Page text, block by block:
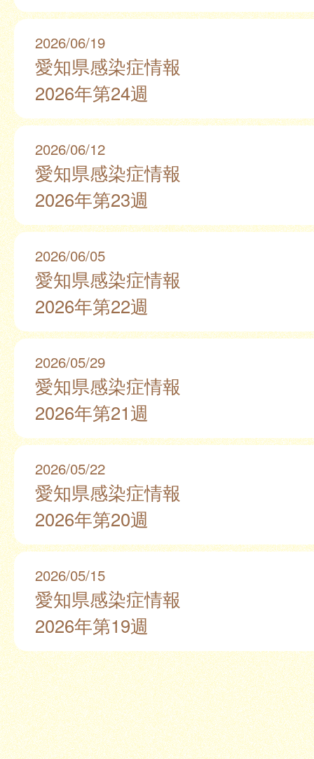
2026/06/19
愛知県感染症情報
2026年第24週
2026/06/12
愛知県感染症情報
2026年第23週
2026/06/05
愛知県感染症情報
2026年第22週
2026/05/29
愛知県感染症情報
2026年第21週
2026/05/22
愛知県感染症情報
2026年第20週
2026/05/15
愛知県感染症情報
2026年第19週